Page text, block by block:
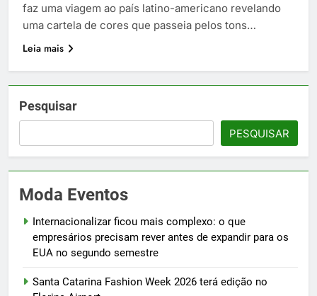
faz uma viagem ao país latino-americano revelando
uma cartela de cores que passeia pelos tons…
Leia mais
Pesquisar
PESQUISAR
Moda Eventos
Internacionalizar ficou mais complexo: o que
empresários precisam rever antes de expandir para os
EUA no segundo semestre
Santa Catarina Fashion Week 2026 terá edição no